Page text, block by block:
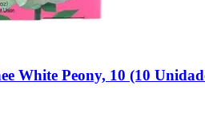
White Peony, 10 (10